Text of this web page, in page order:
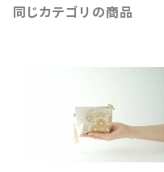
同じカテゴリの商品